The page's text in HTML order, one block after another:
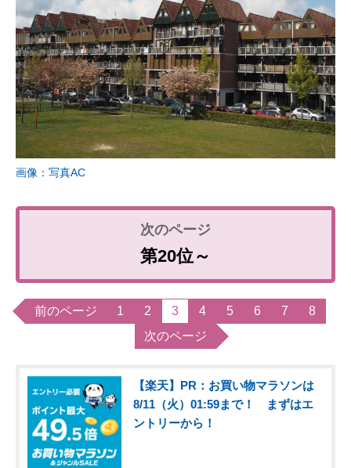
画像：写真AC
第20位～
前のページ 1 2 3 4 5 6 7
8
次のページ
【楽天】PR：お買い物マラソンは
8/11（火）01:59まで！ まずはエ
ントリーから！